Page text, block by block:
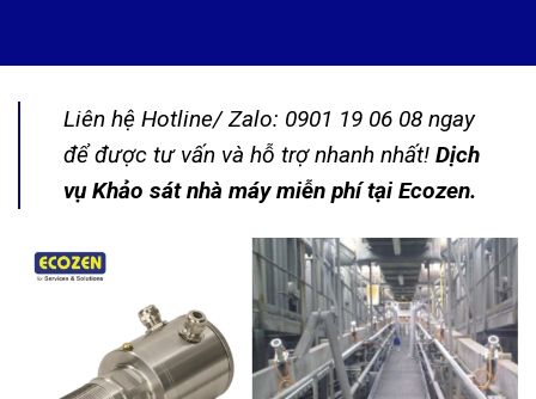
Liên hệ Hotline/ Zalo: 0901 19 06 08 ngay
để được tư vấn và hỗ trợ nhanh nhất! Dịch
vụ Khảo sát nhà máy miễn phí tại Ecozen.